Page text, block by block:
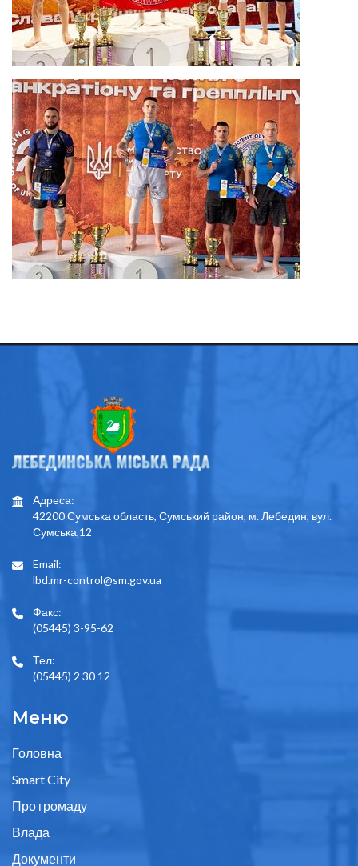
Адреса:
42200 Сумська область, Сумський район, м. Лебедин, вул.
Сумська,12
Email:
lbd.mr-control@sm.gov.ua
Факс:
(05445) 3-95-62
Тел:
(05445) 2 30 12
Меню
Головна
Smart City
Про громаду
Влада
Документи